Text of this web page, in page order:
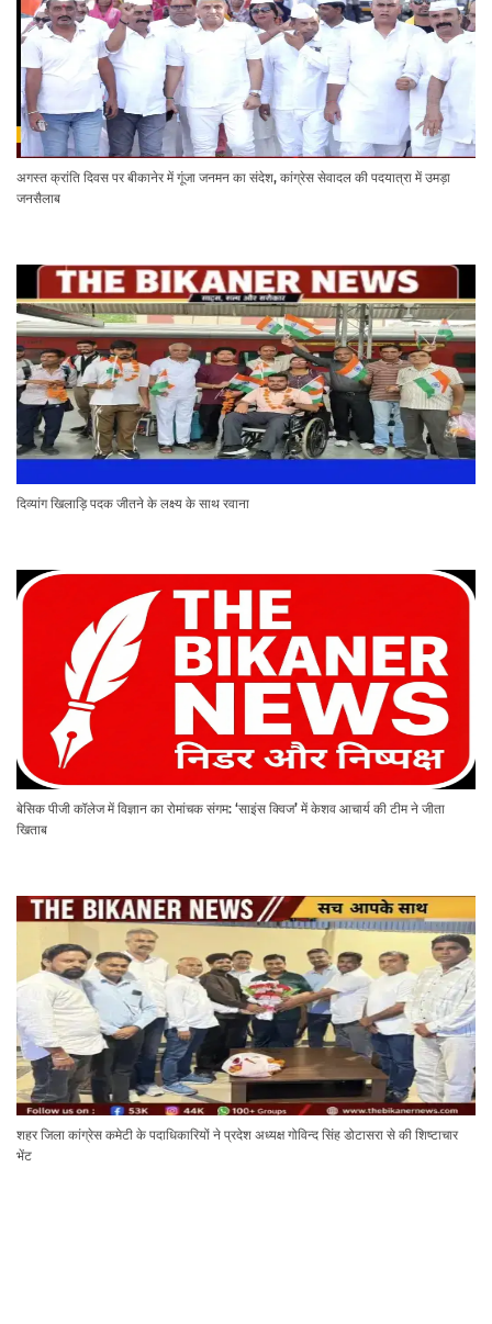
अगस्त क्रांति दिवस पर बीकानेर में गूंजा जनमन का संदेश, कांग्रेस सेवादल की पदयात्रा में उमड़ा
जनसैलाब
दिव्यांग खिलाड़ि पदक जीतने के लक्ष्य के साथ रवाना
बेसिक पीजी कॉलेज में विज्ञान का रोमांचक संगम: ‘साइंस क्विज’ में केशव आचार्य की टीम ने जीता
खिताब
शहर जिला कांग्रेस कमेटी के पदाधिकारियों ने प्रदेश अध्यक्ष गोविन्द सिंह डोटासरा से की शिष्टाचार
भेंट